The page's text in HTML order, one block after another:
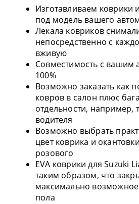
Изготавливаем коврики
под модель вашего
Лекала ковриков
непосредственно с
вживую
Совместимость с вашим
100%
Возможно заказать как
ковров в салон плюс
отдельности, например,
водителя
Возможно выбрать
цвет коврика и
розового
EVA коврики для Suzuki
таким образом, что
максимально возможное
пола